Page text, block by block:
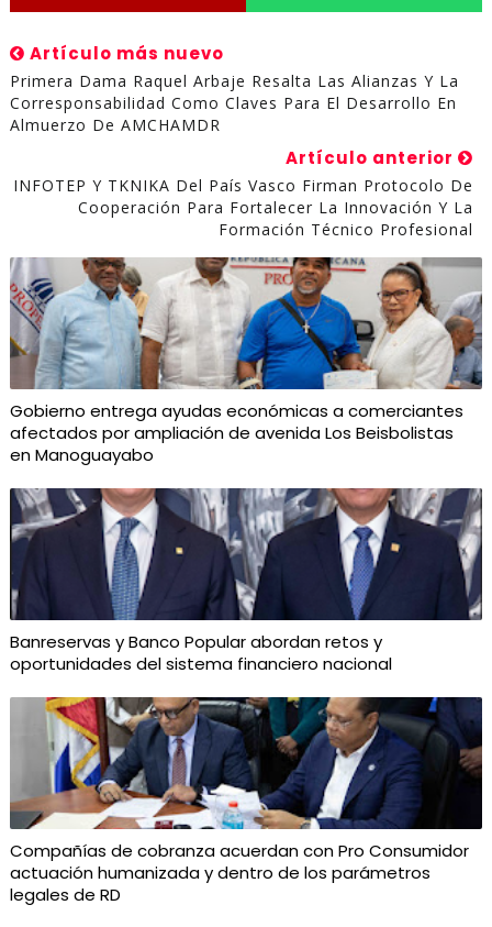
Artículo más nuevo
Primera Dama Raquel Arbaje Resalta Las Alianzas Y La
Corresponsabilidad Como Claves Para El Desarrollo En
Almuerzo De AMCHAMDR
Artículo anterior
INFOTEP Y TKNIKA Del País Vasco Firman Protocolo De
Cooperación Para Fortalecer La Innovación Y La
Formación Técnico Profesional
Gobierno entrega ayudas económicas a comerciantes
afectados por ampliación de avenida Los Beisbolistas
en Manoguayabo
Banreservas y Banco Popular abordan retos y
oportunidades del sistema financiero nacional
Compañías de cobranza acuerdan con Pro Consumidor
actuación humanizada y dentro de los parámetros
legales de RD